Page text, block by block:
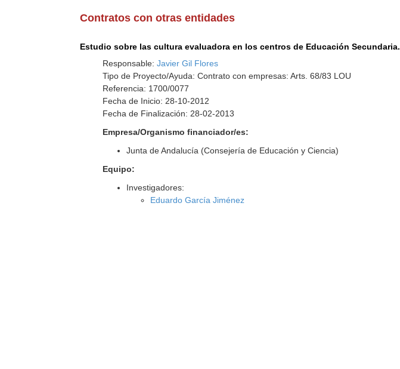
Contratos con otras entidades
Estudio sobre las cultura evaluadora en los centros de Educación Secundaria.
Responsable:Javier Gil Flores
Tipo de Proyecto/Ayuda: Contrato con empresas: Arts. 68/83 LOU
Referencia: 1700/0077
Fecha de Inicio: 28-10-2012
Fecha de Finalización: 28-02-2013
Empresa/Organismo financiador/es:
Junta de Andalucía (Consejería de Educación y Ciencia)
Equipo:
Investigadores:
Eduardo García Jiménez